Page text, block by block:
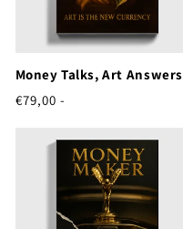
Money Talks, Art Answers
Normale
€79,00 -